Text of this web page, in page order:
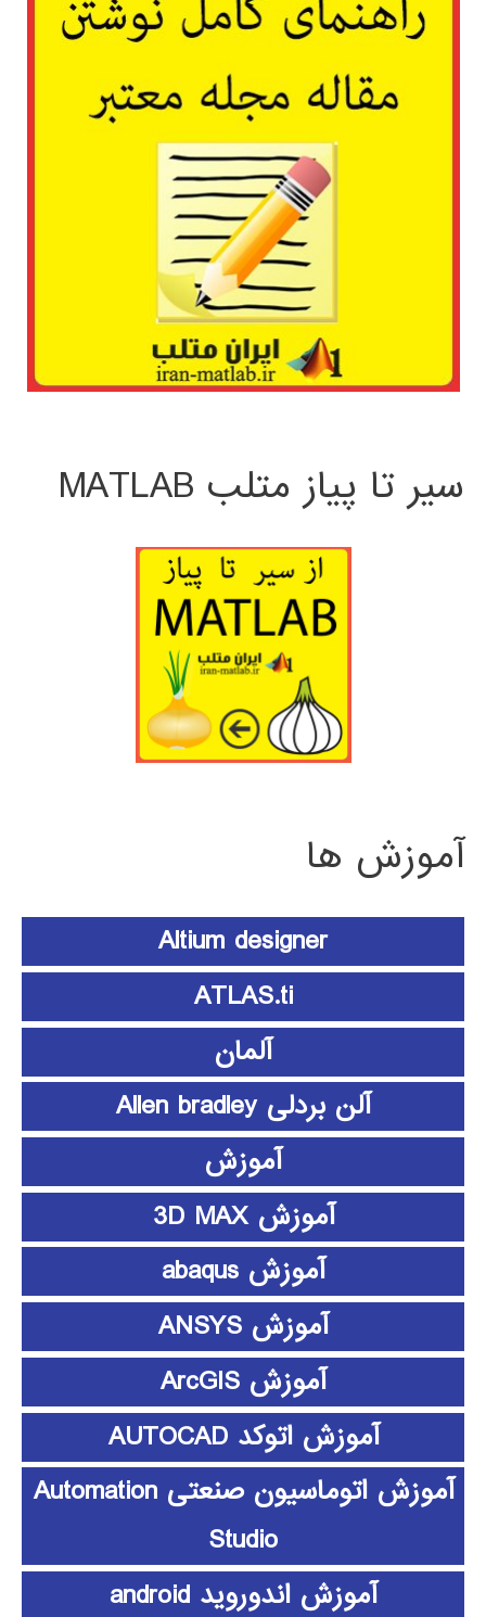
سیر تا پیاز متلب MATLAB
آموزش ها
Altium designer
ATLAS.ti
آلمان
آلن بردلی Allen bradley
آموزش
آموزش 3D MAX
آموزش abaqus
آموزش ANSYS
آموزش ArcGIS
آموزش اتوکد AUTOCAD
آموزش اتوماسیون صنعتی Automation
Studio
آموزش اندوروید android